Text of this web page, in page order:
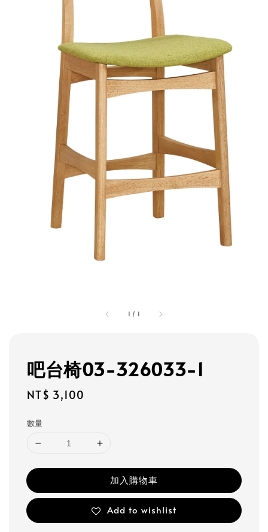
1 / 1
吧台椅03-326033-1
Regular
NT$ 3,100
數量
加入購物車
Add to wishlist